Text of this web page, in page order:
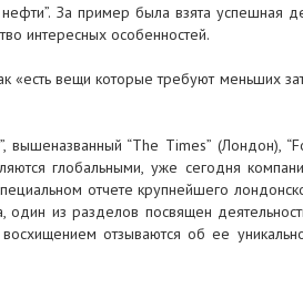
За пример была взята успешная
интересных особенностей.
«есть вещи которые требуют меньших
“The Times” (Лондон),
глобальными, уже сегодня
отчете крупнейшего
из разделов посвящен
отзываются об ее